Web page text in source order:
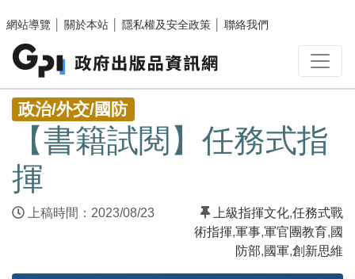
網站導覽
關於本站 隱私權及安全政策 聯絡我們
:::
政治/外交/國防
【書籍試閱】任務式指
揮
上稿時間：2023/08/23 上級指揮文化,任務式戰
術指揮,軍事,軍官團教育,國
防部,國軍,創新思維